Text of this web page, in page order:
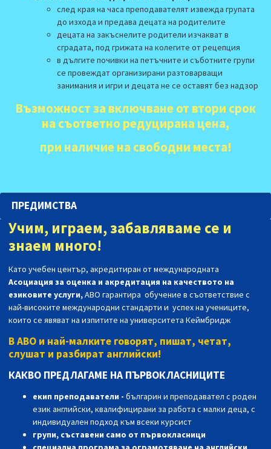
след края на часа преподавателят извежда групата
до изхода и предава децата на родителите
децата на закъснелите родители изчакват в
сградата, под грижата на колегите от рецепция
в дългите почивки на петъчните и съботните групи
се провеждат организирани разтоварващи
занимания и игри и децата не се оставят без надзор
Възможност за включване от втори срок
на съответно редуцирана цена,
при наличие на свободни места!
ПРЕДИМСТВА
Учим, играем, забавляваме се и
знаем много!
Като учебен център, акредитиран от международната
Асоциация за оценка и акредитация на качеството на
езиковите услуги,АВО гарантира обучение в съответствие с
най-високите международни стандарти и успех на учениците,
които се явяват на изпитите на университета Кеймбридж
В АВО и най-малките говорят, пишат, четат,
слушат и разбират английски!
КАКВО ПРЕДЛАГАМЕ НА ПЪРВОКЛАСНИЦИТЕ
eкип преподаватели - българин и преподавател с роден
език английски, квалифицирани за работа с малки деца, с
индивидуален подход към всеки курсист
групи, съставени само от първокласници